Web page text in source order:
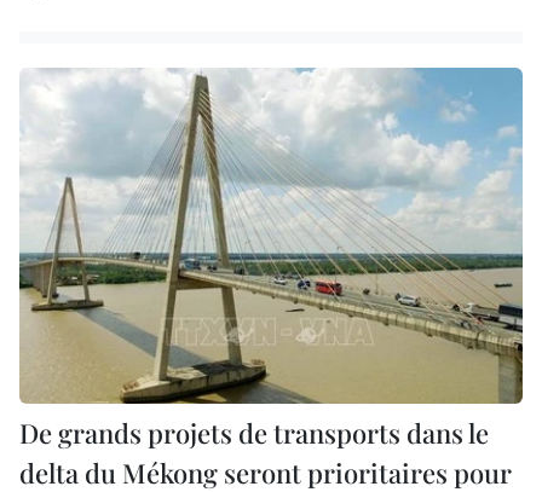
De grands projets de transports dans le
delta du Mékong seront prioritaires pour